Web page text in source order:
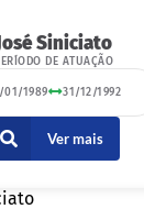
Siniciato
DE ATUAÇÃO
01/1989 31/12/1992
Ver mais